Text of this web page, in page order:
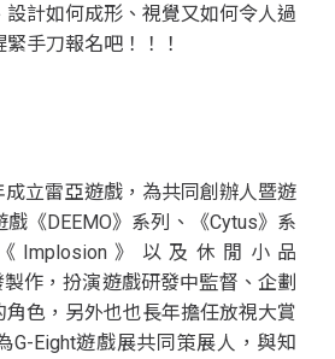
計如何成形、視覺又如何令人過
手刀報名吧！！！
成立雷亞遊戲，為共同創辦人暨遊
《DEEMO》系列、《Cytus》系
Implosion》以及休閒小品
製作，扮演遊戲研發中監督、企劃
色，另外也也長年擔任放視大賞
G-Eight遊戲展共同策展人，與知